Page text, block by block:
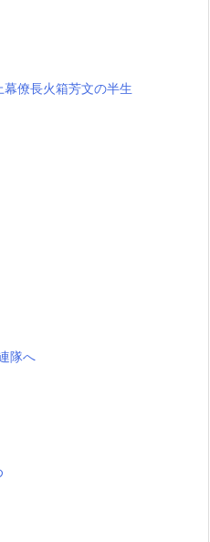
僚長火箱芳文の半生
隊へ